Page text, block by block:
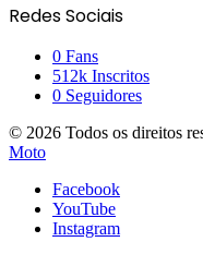
Redes Sociais
0 Fans
512k Inscritos
0 Seguidores
© 2026 Todos os direitos
Moto
Facebook
YouTube
Instagram